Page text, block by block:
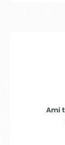
Ami